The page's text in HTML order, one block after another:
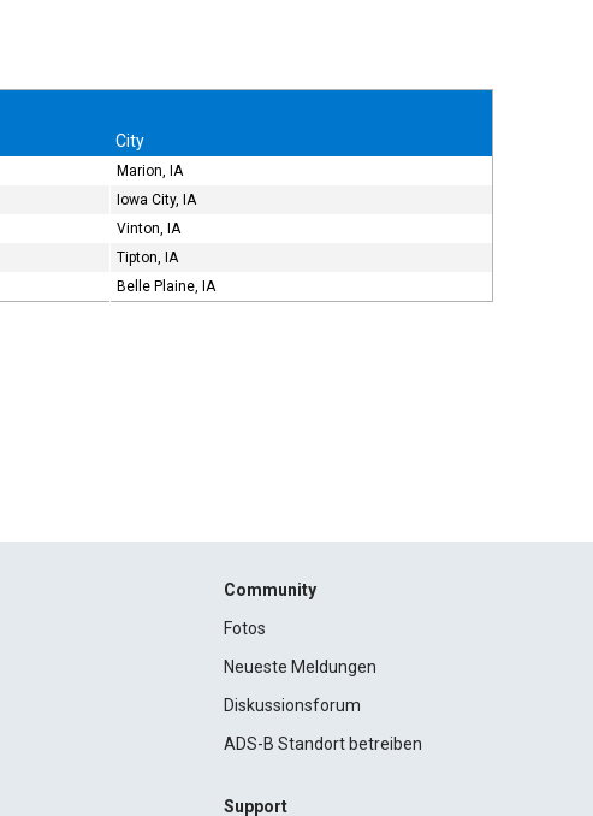
City
Marion, IA
Iowa City, IA
Vinton, IA
Tipton, IA
Belle Plaine, IA
Community
Fotos
Neueste Meldungen
Diskussionsforum
ADS-B Standort betreiben
Support